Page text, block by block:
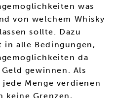
was
von welchem Whisky
sollte. Dazu
alle Bedingungen,
da
gewinnen. Als
Menge verdienen
keine Grenzen,